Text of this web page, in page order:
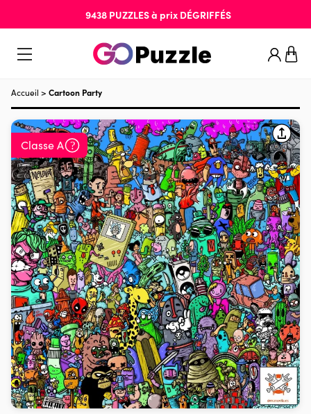
9438 PUZZLESà prix DÉGRIFFÉS
Accueil > Cartoon Party
Classe A